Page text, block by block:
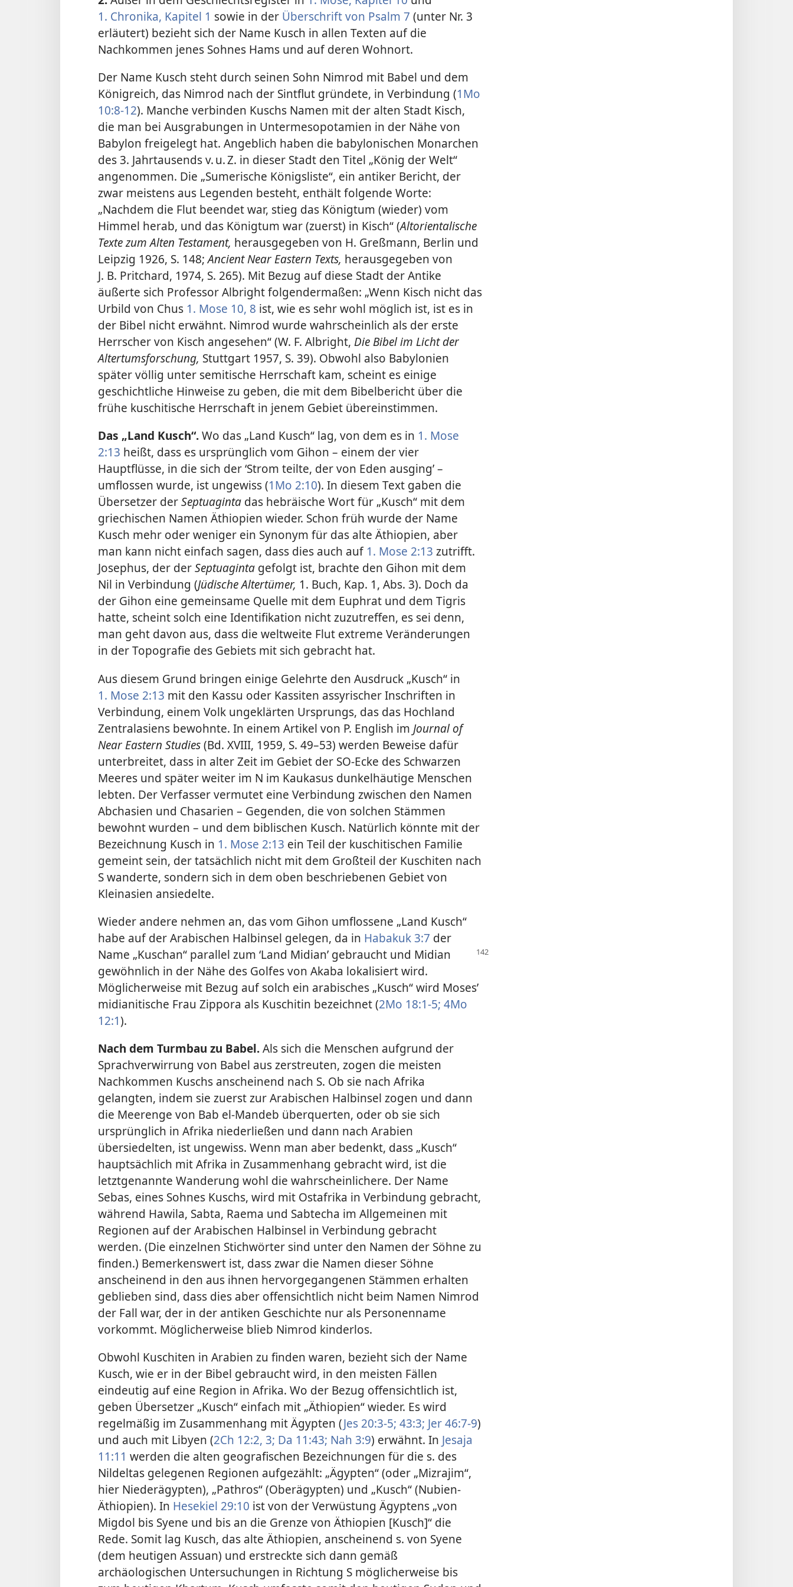
1. Chronika, Kapitel 1 sowie in der Überschrift von Psalm 7 (unter Nr. 3
erläutert) bezieht sich der Name Kusch in allen Texten auf die
Nachkommen jenes Sohnes Hams und auf deren Wohnort.
Der Name Kusch steht durch seinen Sohn Nimrod mit Babel und dem
Königreich, das Nimrod nach der Sintflut gründete, in Verbindung (1Mo
10:8-12). Manche verbinden Kuschs Namen mit der alten Stadt Kisch,
die man bei Ausgrabungen in Untermesopotamien in der Nähe von
Babylon freigelegt hat. Angeblich haben die babylonischen Monarchen
des 3. Jahrtausends v. u. Z. in dieser Stadt den Titel „König der Welt“
angenommen. Die „Sumerische Königsliste“, ein antiker Bericht, der
zwar meistens aus Legenden besteht, enthält folgende Worte:
„Nachdem die Flut beendet war, stieg das Königtum (wieder) vom
Himmel herab, und das Königtum war (zuerst) in Kisch“ (Altorientalische
Texte zum Alten Testament, herausgegeben von H. Greßmann, Berlin und
Leipzig 1926, S. 148;Ancient Near Eastern Texts, herausgegeben von
J. B. Pritchard, 1974, S. 265). Mit Bezug auf diese Stadt der Antike
äußerte sich Professor Albright folgendermaßen: „Wenn Kisch nicht das
Urbild von Chus 1. Mose 10, 8 ist, wie es sehr wohl möglich ist, ist es in
der Bibel nicht erwähnt. Nimrod wurde wahrscheinlich als der erste
Herrscher von Kisch angesehen“ (W. F. Albright, Die Bibel im Licht der
Altertumsforschung, Stuttgart 1957, S. 39). Obwohl also Babylonien
später völlig unter semitische Herrschaft kam, scheint es einige
geschichtliche Hinweise zu geben, die mit dem Bibelbericht über die
frühe kuschitische Herrschaft in jenem Gebiet übereinstimmen.
Das „Land Kusch“.Wo das „Land Kusch“ lag, von dem es in 1. Mose
2:13 heißt, dass es ursprünglich vom Gihon – einem der vier
Hauptflüsse, in die sich der ‘Strom teilte, der von Eden ausging’ –
umflossen wurde, ist ungewiss (1Mo 2:10). In diesem Text gaben die
Übersetzer derSeptuaginta das hebräische Wort für „Kusch“ mit dem
griechischen Namen Äthiopien wieder. Schon früh wurde der Name
Kusch mehr oder weniger ein Synonym für das alte Äthiopien, aber
man kann nicht einfach sagen, dass dies auch auf 1. Mose 2:13 zutrifft.
Josephus, der derSeptuaginta gefolgt ist, brachte den Gihon mit dem
Nil in Verbindung (Jüdische Altertümer, 1. Buch, Kap. 1, Abs. 3). Doch da
der Gihon eine gemeinsame Quelle mit dem Euphrat und dem Tigris
hatte, scheint solch eine Identifikation nicht zuzutreffen, es sei denn,
man geht davon aus, dass die weltweite Flut extreme Veränderungen
in der Topografie des Gebiets mit sich gebracht hat.
Aus diesem Grund bringen einige Gelehrte den Ausdruck „Kusch“ in
1. Mose 2:13 mit den Kassu oder Kassiten assyrischer Inschriften in
Verbindung, einem Volk ungeklärten Ursprungs, das das Hochland
Zentralasiens bewohnte. In einem Artikel von P. English im Journal of
Near Eastern Studies(Bd. XVIII, 1959, S. 49–53) werden Beweise dafür
unterbreitet, dass in alter Zeit im Gebiet der SO-Ecke des Schwarzen
Meeres und später weiter im N im Kaukasus dunkelhäutige Menschen
lebten. Der Verfasser vermutet eine Verbindung zwischen den Namen
Abchasien und Chasarien – Gegenden, die von solchen Stämmen
bewohnt wurden – und dem biblischen Kusch. Natürlich könnte mit der
Bezeichnung Kusch in 1. Mose 2:13 ein Teil der kuschitischen Familie
gemeint sein, der tatsächlich nicht mit dem Großteil der Kuschiten nach
S wanderte, sondern sich in dem oben beschriebenen Gebiet von
Kleinasien ansiedelte.
Wieder andere nehmen an, das vom Gihon umflossene „Land Kusch“
habe auf der Arabischen Halbinsel gelegen, da in Habakuk 3:7 der
Name „Kuschan“ parallel zum ‘Land Midian’ gebraucht und Midian
gewöhnlich in der Nähe des Golfes von Akaba lokalisiert wird.
Möglicherweise mit Bezug auf solch ein arabisches „Kusch“ wird Moses’
midianitische Frau Zippora als Kuschitin bezeichnet (2Mo 18:1-5; 4Mo
12:1).
Nach dem Turmbau zu Babel.Als sich die Menschen aufgrund der
Sprachverwirrung von Babel aus zerstreuten, zogen die meisten
Nachkommen Kuschs anscheinend nach S. Ob sie nach Afrika
gelangten, indem sie zuerst zur Arabischen Halbinsel zogen und dann
die Meerenge von Bab el-Mandeb überquerten, oder ob sie sich
ursprünglich in Afrika niederließen und dann nach Arabien
übersiedelten, ist ungewiss. Wenn man aber bedenkt, dass „Kusch“
hauptsächlich mit Afrika in Zusammenhang gebracht wird, ist die
letztgenannte Wanderung wohl die wahrscheinlichere. Der Name
Sebas, eines Sohnes Kuschs, wird mit Ostafrika in Verbindung gebracht,
während Hawila, Sabta, Raema und Sabtecha im Allgemeinen mit
Regionen auf der Arabischen Halbinsel in Verbindung gebracht
werden. (Die einzelnen Stichwörter sind unter den Namen der Söhne zu
finden.) Bemerkenswert ist, dass zwar die Namen dieser Söhne
anscheinend in den aus ihnen hervorgegangenen Stämmen erhalten
geblieben sind, dass dies aber offensichtlich nicht beim Namen Nimrod
der Fall war, der in der antiken Geschichte nur als Personenname
vorkommt. Möglicherweise blieb Nimrod kinderlos.
Obwohl Kuschiten in Arabien zu finden waren, bezieht sich der Name
Kusch, wie er in der Bibel gebraucht wird, in den meisten Fällen
eindeutig auf eine Region in Afrika. Wo der Bezug offensichtlich ist,
geben Übersetzer „Kusch“ einfach mit „Äthiopien“ wieder. Es wird
regelmäßig im Zusammenhang mit Ägypten (Jes 20:3-5; 43:3; Jer 46:7-9)
und auch mit Libyen (2Ch 12:2, 3; Da 11:43; Nah 3:9) erwähnt. In Jesaja
11:11 werden die alten geografischen Bezeichnungen für die s. des
Nildeltas gelegenen Regionen aufgezählt: „Ägypten“ (oder „Mizrajim“,
hier Niederägypten), „Pathros“ (Oberägypten) und „Kusch“ (Nubien-
Äthiopien). In Hesekiel 29:10 ist von der Verwüstung Ägyptens „von
Migdol bis Syene und bis an die Grenze von Äthiopien [Kusch]“ die
Rede. Somit lag Kusch, das alte Äthiopien, anscheinend s. von Syene
(dem heutigen Assuan) und erstreckte sich dann gemäß
archäologischen Untersuchungen in Richtung S möglicherweise bis